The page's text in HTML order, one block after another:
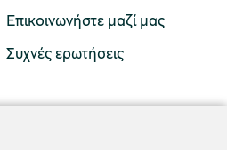
Επικοινωνήστε μαζί μας
Συχνές ερωτήσεις
ΟΜΙΛΟΥ ΠΕΙΡΑΙΩΣ